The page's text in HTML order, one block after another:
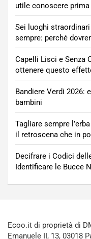
utile conoscere prima
Sei luoghi
sempre: perché
Capelli Lisci e Senza
ottenere questo
Bandiere Verdi 2026:
bambini
Tagliare sempre
il retroscena che in
Decifrare i Codici
Identificare le Bucce
Ecoo.it di proprietà di
Emanuele II, 13, 03018